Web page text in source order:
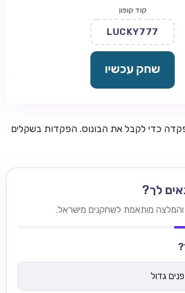
קוד קופון
LUCKY777
שחק עכשיו
כדי לקבל את הבונוס. הפקדות בשקלים
לך?
גדול